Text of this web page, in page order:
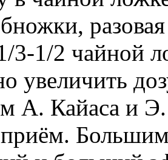
разовая
3-1/2 чайной
увеличить
А. Кайаса и Э.